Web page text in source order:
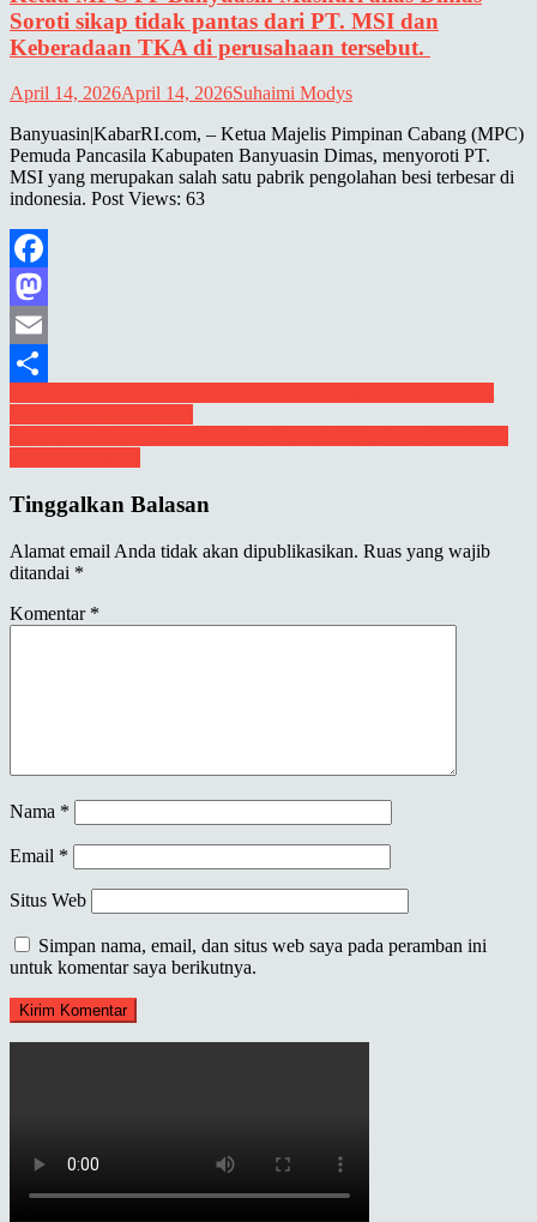
Soroti sikap tidak pantas dari PT. MSI dan
Keberadaan TKA di perusahaan tersebut.
April 14, 2026April 14, 2026Suhaimi Modys
Banyuasin|KabarRI.com, – Ketua Majelis Pimpinan Cabang (MPC)
Pemuda Pancasila Kabupaten Banyuasin Dimas, menyoroti PT.
MSI yang merupakan salah satu pabrik pengolahan besi terbesar di
indonesia. Post Views: 63
Facebook
Mastodon
Email
Share
Navigasi
pos
Tinggalkan Balasan
Alamat email Anda tidak akan dipublikasikan. Ruas yang wajib
ditandai *
Komentar *
Nama *
Email *
Situs Web
Simpan nama, email, dan situs web saya pada peramban ini
untuk komentar saya berikutnya.